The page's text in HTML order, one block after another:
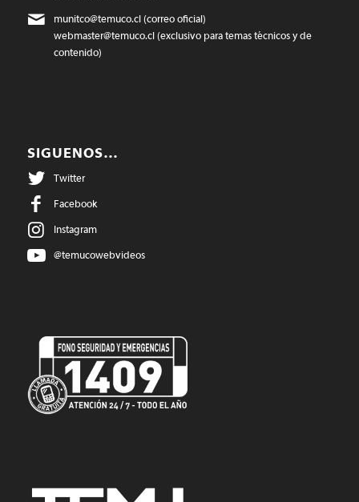
munitco@temuco.cl(correo oficial)
webmaster@temuco.cl(exclusivo para temas técnicos y de
contenido)
SIGUENOS…
Twitter
Facebook
Instagram
@temucowebvideos